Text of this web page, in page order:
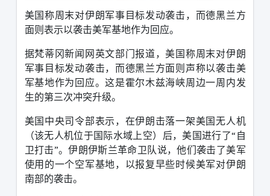
美国称周末对伊朗军事目标发动袭击，而德黑兰方
面则表示以袭击美军基地作为回应。
据梵蒂冈新闻网英文部门报道，美国称周末对伊朗
军事目标发动袭击，而德黑兰方面则声称以袭击美
军基地作为回应。这是霍尔木兹海峡周边一周内发
生的第三次冲突升级。
美国中央司令部表示，在伊朗击落一架美国无人机
（该无人机位于国际水域上空）后，美国进行了“自
卫打击”。伊朗伊斯兰革命卫队说，他们袭击了美军
使用的一个空军基地，以报复早些时候美军对伊朗
南部的袭击。